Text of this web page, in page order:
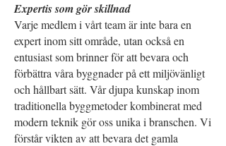
Expertis som gör skillnad
Varje medlem i vårt team är inte bara en
expert inom sitt område, utan också en
entusiast som brinner för att bevara och
förbättra våra byggnader på ett miljövänligt
och hållbart sätt. Vår djupa kunskap inom
traditionella byggmetoder kombinerat med
modern teknik gör oss unika i branschen. Vi
förstår vikten av att bevara det gamla